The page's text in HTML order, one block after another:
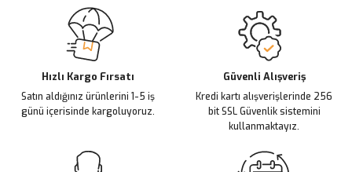
Hızlı Kargo Fırsatı
Satın aldığınız ürünlerini 1-5 iş
günü içerisinde kargoluyoruz.
Güvenli Alışveriş
Kredi kartı alışverişlerinde 256
bit SSL Güvenlik sistemini
kullanmaktayız.